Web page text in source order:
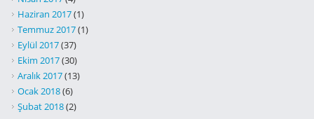
Haziran 2017(1)
Temmuz 2017(1)
Eylül 2017(37)
Ekim 2017(30)
Aralık 2017(13)
Ocak 2018(6)
Şubat 2018(2)